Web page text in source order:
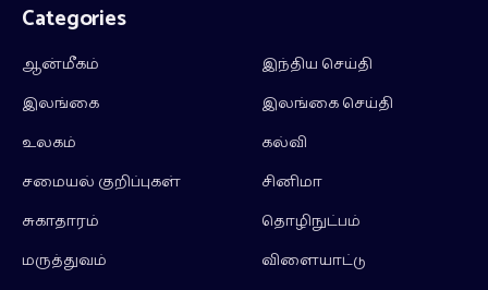
Categories
ஆன்மீகம்
இந்திய செய்தி
இலங்கை
இலங்கை செய்தி
உலகம்
கல்வி
சமையல் குறிப்புகள்
சினிமா
சுகாதாரம்
தொழிநுட்பம்
மருத்துவம்
விளையாட்டு